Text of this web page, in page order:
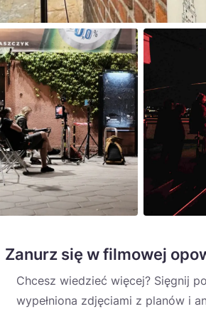
Zanurz się w filmowej
Chcesz wiedzieć więcej? Sięgnij
wypełniona zdjęciami z planów i